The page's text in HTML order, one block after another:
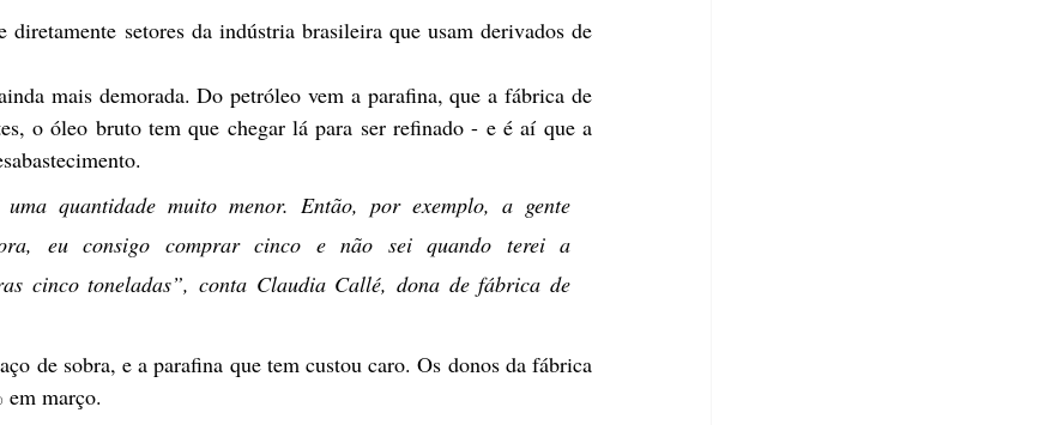
setores da indústria brasileira que usam derivados de
mais demorada. Do petróleo vem a parafina, que a fábrica de
o óleo bruto tem que chegar lá para ser refinado - e é aí que a
uma quantidade muito menor. Então, por exemplo, a gente
eu consigo comprar cinco e não sei quando terei a
cinco toneladas”, conta Claudia Callé, dona de fábrica de
de sobra, e a parafina que tem custou caro. Os donos da fábrica
em março.